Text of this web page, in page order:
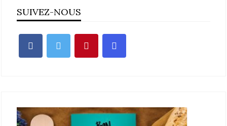
SUIVEZ-NOUS